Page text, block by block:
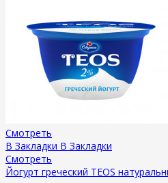
Смотреть
В Закладки В Закладки
Смотреть
Йогурт греческий TEOS